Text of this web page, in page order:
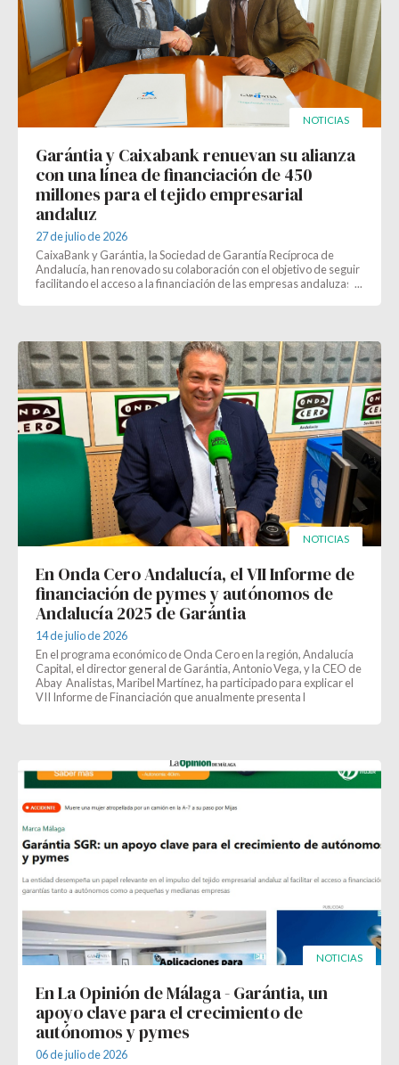
NOTICIAS
Garántia y Caixabank renuevan su alianza
con una línea de financiación de 450
millones para el tejido empresarial
andaluz
27 de julio de 2026
CaixaBank y Garántia, la Sociedad de Garantía Recíproca de
Andalucía, han renovado su colaboración con el objetivo de seguir
facilitando el acceso a la financiación de las empresas andaluzas.
NOTICIAS
En Onda Cero Andalucía, el VII Informe de
financiación de pymes y autónomos de
Andalucía 2025 de Garántia
14 de julio de 2026
En el programa económico de Onda Cero en la región, Andalucía
Capital, el director general de Garántia, Antonio Vega, y la CEO de
Abay Analistas, Maribel Martínez, ha participado para explicar el
VII Informe de Financiación que anualmente presenta l
NOTICIAS
En La Opinión de Málaga - Garántia, un
apoyo clave para el crecimiento de
autónomos y pymes
06 de julio de 2026